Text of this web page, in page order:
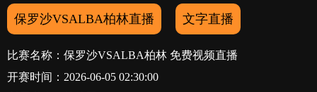
保罗沙VSALBA柏林直播 文字直播
比赛名称：保罗沙VSALBA柏林 免费视频直播
开赛时间：2026-06-05 02:30:00